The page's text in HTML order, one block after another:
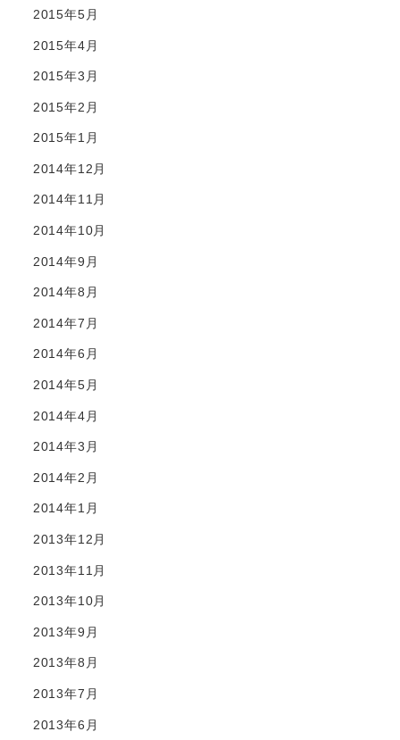
2015年5月
2015年4月
2015年3月
2015年2月
2015年1月
2014年12月
2014年11月
2014年10月
2014年9月
2014年8月
2014年7月
2014年6月
2014年5月
2014年4月
2014年3月
2014年2月
2014年1月
2013年12月
2013年11月
2013年10月
2013年9月
2013年8月
2013年7月
2013年6月